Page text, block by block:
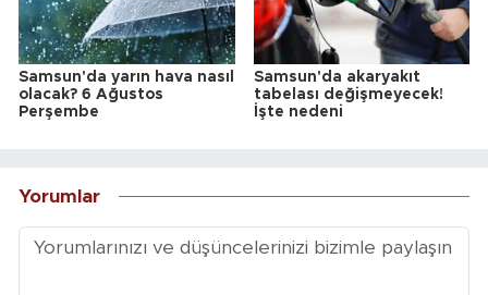
Samsun'da yarın hava nasıl
olacak? 6 Ağustos
Perşembe
Samsun'da akaryakıt
tabelası değişmeyecek!
İşte nedeni
Yorumlar